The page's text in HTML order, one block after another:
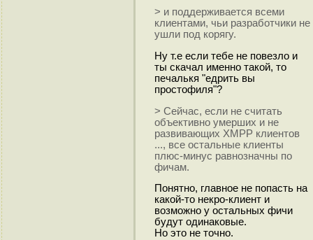
> и поддерживается всеми
клиентами, чьи разработчики не
ушли под корягу.
Ну т.е если тебе не повезло и
ты скачал именно такой, то
печалькя "едрить вы
простофиля"?
> Сейчас, если не считать
объективно умерших и не
развивающих XMPP клиентов
..., все остальные клиенты
плюс-минус равнозначны по
фичам.
Понятно, главное не попасть на
какой-то некро-клиент и
возможно у остальных фичи
будут одинаковые.
Но это не точно.